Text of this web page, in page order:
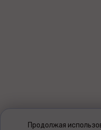
Продолжая